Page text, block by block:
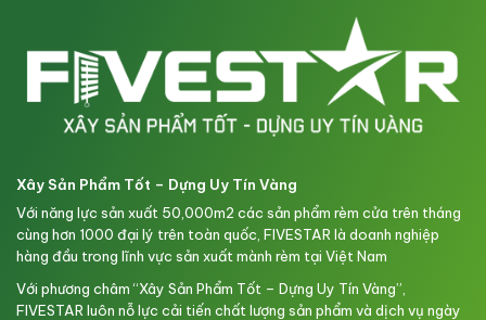
Xây Sản Phẩm Tốt – Dựng Uy Tín Vàng
Với năng lực sản xuất 50,000m2 các sản phẩm rèm cửa trên tháng
cùng hơn 1000 đại lý trên toàn quốc, FIVESTAR là doanh nghiệp
hàng đầu trong lĩnh vực sản xuất mành rèm tại Việt Nam
Với phương châm “Xây Sản Phẩm Tốt – Dựng Uy Tín Vàng”,
FIVESTAR luôn nỗ lực cải tiến chất lượng sản phẩm và dịch vụ ngày